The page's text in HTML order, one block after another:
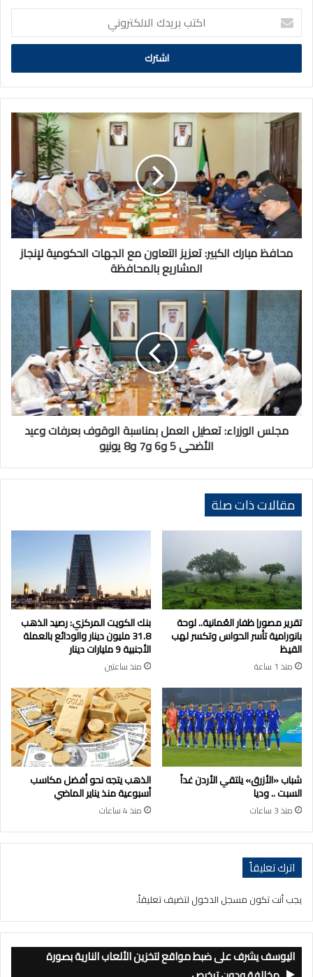
اكتب
بريدك
الالكتروني
محافظ
مبارك
الكبير:
تعزيز
التعاون
مع
الجهات
الحكومية
لإنجاز
المشاريع
محافظ مبارك الكبير: تعزيز التعاون مع الجهات الحكومية لإنجاز
المشاريع بالمحافظة
مجلس
الوزراء:
تعطيل
العمل
بمناسبة
الوقوف
بعرفات
وعيد
الأضحى
و8
مجلس الوزراء: تعطيل العمل بمناسبة الوقوف بعرفات وعيد
الأضحى 5 و6 و7 و8 يونيو
مقالات ذات صلة
تقرير مصور| ظفار العُمانية.. لوحة
بانورامية تأسر الحواس وتكسر لهب
القيظ
منذ 1 ساعة
بنك الكويت المركزي: رصيد الذهب
31.8 مليون دينار والودائع بالعملة
الأجنبية 9 مليارات دينار
منذ ساعتين
شباب «الأزرق» يلتقي الأردن غداً
السبت .. وديا
منذ 3 ساعات
الذهب يتجه نحو أفضل مكاسب
أسبوعية منذ يناير الماضي
منذ 4 ساعات
اترك تعليقاً
يجب أنت تكون مسجل الدخول لتضيف تعليقاً.
اليوسف يشرف على ضبط مواقع لتخزين الألعاب النارية بصورة